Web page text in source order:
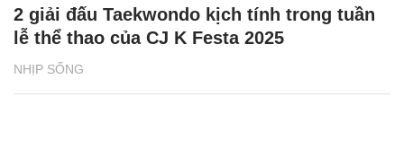
NHỊP SỐNG
2 giải đấu Taekwondo kịch tính trong tuần
lễ thể thao của CJ K Festa 2025